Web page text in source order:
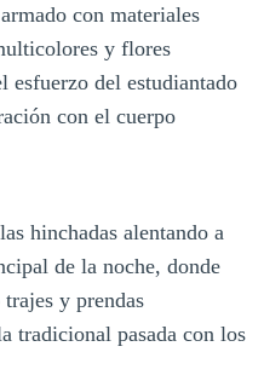
con materiales
y flores
esfuerzo del estudiantado
con el cuerpo
hinchadas alentando a
de la noche, donde
y prendas
tradicional pasada con los